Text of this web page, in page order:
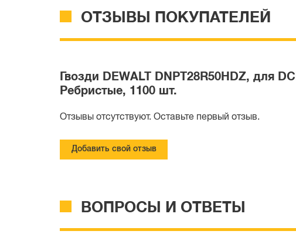
ОТЗЫВЫ ПОКУПАТЕЛЕЙ
Гвозди DEWALT DNPT28R50HDZ, для
Ребристые, 1100 шт.
Отзывы отсутствуют. Оставьте первый отзыв.
Добавить свой отзыв
ВОПРОСЫ И ОТВЕТЫ